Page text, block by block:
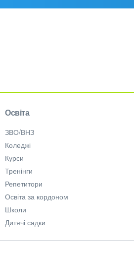
Освіта
ЗВО/ВНЗ
Коледжі
Курси
Тренінги
Репетитори
Освіта за кордоном
Школи
Дитячі садки